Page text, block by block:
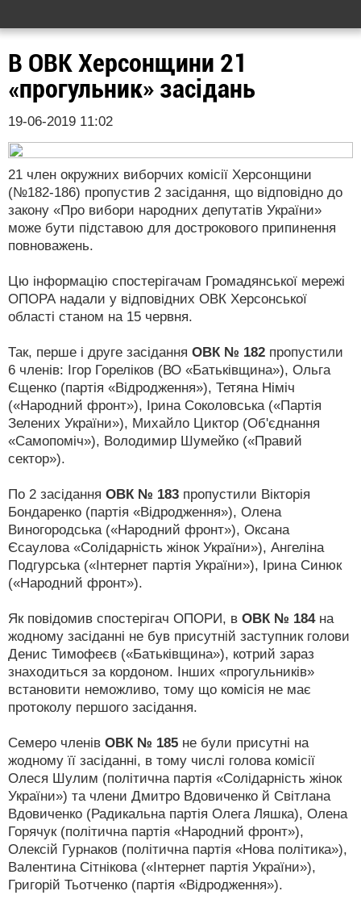
В ОВК Херсонщини 21
«прогульник» засідань
19-06-2019 11:02
21 член окружних виборчих комісії Херсонщини
(№182-186) пропустив 2 засідання, що відповідно до
закону «Про вибори народних депутатів України»
може бути підставою для дострокового припинення
повноважень.
Цю інформацію спостерігачам Громадянської мережі
ОПОРА надали у відповідних ОВК Херсонської
області станом на 15 червня.
Так, перше і друге засідання ОВК № 182 пропустили
6 членів: Ігор Гореліков (ВО «Батьківщина»), Ольга
Єщенко (партія «Відродження»), Тетяна Німіч
(«Народний фронт»), Ірина Соколовська («Партія
Зелених України»), Михайло Циктор (Об'єднання
«Самопоміч»), Володимир Шумейко («Правий
сектор»).
По 2 засідання ОВК № 183 пропустили Вікторія
Бондаренко (партія «Відродження»), Олена
Виногородська («Народний фронт»), Оксана
Єсаулова «Солідарність жінок України»), Ангеліна
Подгурська («Інтернет партія України»), Ірина Синюк
(«Народний фронт»).
Як повідомив спостерігач ОПОРИ, в ОВК № 184на
жодному засіданні не був присутній заступник голови
Денис Тимофеєв («Батьківщина»), котрий зараз
знаходиться за кордоном. Інших «прогульників»
встановити неможливо, тому що комісія не має
протоколу першого засідання.
Семеро членів ОВК № 185 не були присутні на
жодному її засіданні, в тому числі голова комісії
Олеся Шулим (політична партія «Солідарність жінок
України») та члени Дмитро Вдовиченко й Світлана
Вдовиченко (Радикальна партія Олега Ляшка), Олена
Горячук (політична партія «Народний фронт»),
Олексій Гурнаков (політична партія «Нова політика»),
Валентина Сітнікова («Інтернет партія України»),
Григорій Тьотченко (партія «Відродження»).